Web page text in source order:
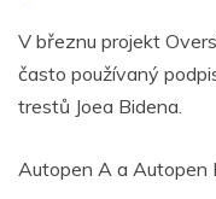
V březnu projekt
často používaný
trestů Joea Bidena.
Autopen A a Autopen